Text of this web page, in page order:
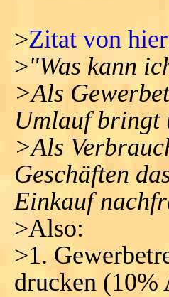
>Zitat von
>"Was kann
>Als
Umlauf bringt
>Als
Geschäften
Einkauf
>Also:
>1.
drucken (10%